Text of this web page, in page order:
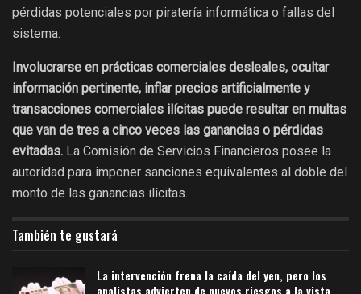
pérdidas potenciales por piratería informática o fallas del
sistema.
Involucrarse en prácticas comerciales desleales, ocultar
información pertinente, inflar precios artificialmente y
transacciones comerciales ilícitas puede resultar en multas
que van de tres a cinco veces las ganancias o pérdidas
evitadas. La Comisión de Servicios Financieros posee la
autoridad para imponer sanciones equivalentes al doble del
monto de las ganancias ilícitas.
También te gustará
La intervención frena la caída del yen, pero los
analistas advierten de nuevos riesgos a la vista.